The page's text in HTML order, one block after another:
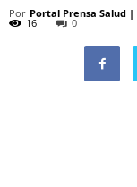
Por Portal Prensa Salud
16 0